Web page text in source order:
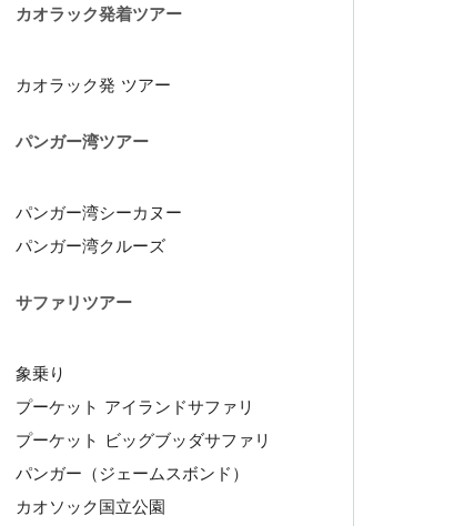
カオラック発着ツアー
カオラック発 ツアー
パンガー湾ツアー
パンガー湾シーカヌー
パンガー湾クルーズ
サファリツアー
象乗り
プーケット アイランドサファリ
プーケット ビッグブッダサファリ
パンガー（ジェームスボンド）
カオソック国立公園